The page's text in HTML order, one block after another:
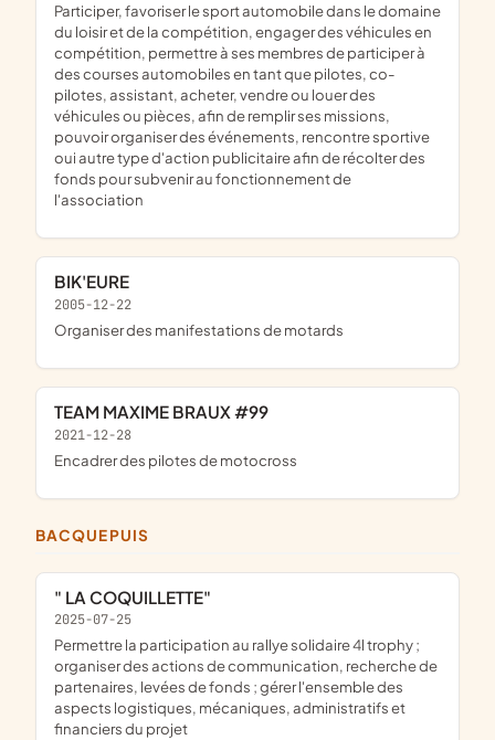
participer, favoriser le sport automobile dans le domaine
du loisir et de la compétition, engager des véhicules en
compétition, permettre à ses membres de participer à
des courses automobiles en tant que pilotes, co-
pilotes, assistant, acheter, vendre ou louer des
véhicules ou pièces, afin de remplir ses missions,
pouvoir organiser des événements, rencontre sportive
oui autre type d'action publicitaire afin de récolter des
fonds pour subvenir au fonctionnement de
l'association
BIK'EURE
2005-12-22
organiser des manifestations de motards
TEAM MAXIME BRAUX #99
2021-12-28
encadrer des pilotes de motocross
BACQUEPUIS
" LA COQUILLETTE"
2025-07-25
permettre la participation au rallye solidaire 4l trophy ;
organiser des actions de communication, recherche de
partenaires, levées de fonds ; gérer l'ensemble des
aspects logistiques, mécaniques, administratifs et
financiers du projet